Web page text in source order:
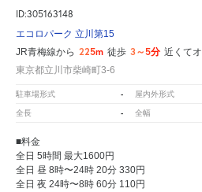
ID:305163148
エコロパーク 立川第15
JR青梅線から 225m 徒歩 3～5分 近くて
東京都立川市柴崎町3-6
駐車場形式 - 屋内外形式
全長 - 全幅
■料金
全日 5時間 最大1600円
全日 昼 8時〜24時 20分 330円
全日 夜 24時〜8時 60分 110円